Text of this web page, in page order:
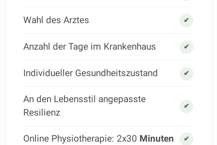
Wahl des Arztes ✔
Anzahl der Tage im Krankenhaus ✔
Individueller Gesundheitszustand ✔
An den Lebensstil angepasste
Resilienz
✔
Online Physiotherapie: 2x30 Minuten ✔